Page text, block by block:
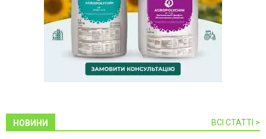
НОВИНИ ВСІ СТАТТІ >